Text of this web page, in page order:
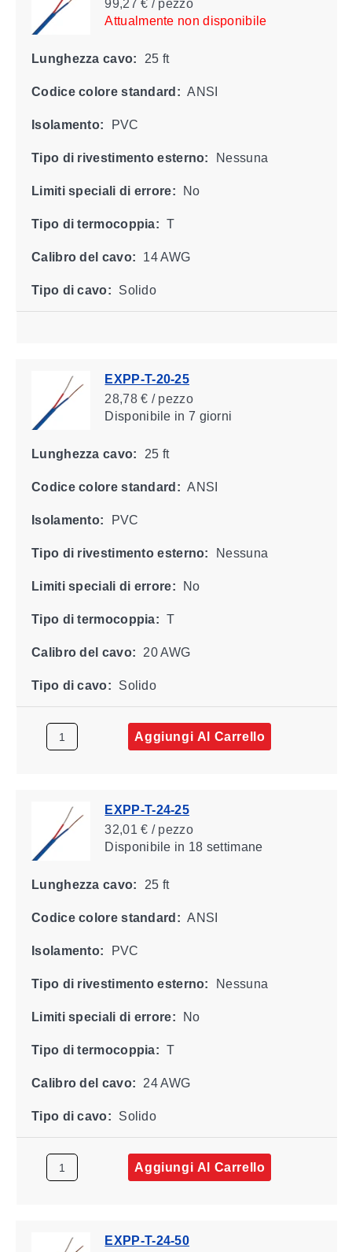
99,27 € / pezzo
Attualmente non disponibile
Lunghezza cavo: 25 ft
Codice colore standard: ANSI
Isolamento: PVC
Tipo di rivestimento esterno: Nessuna
Limiti speciali di errore: No
Tipo di termocoppia: T
Calibro del cavo: 14 AWG
Tipo di cavo: Solido
EXPP-T-20-25
28,78 € / pezzo
Disponibile in 7 giorni
Lunghezza cavo: 25 ft
Codice colore standard: ANSI
Isolamento: PVC
Tipo di rivestimento esterno: Nessuna
Limiti speciali di errore: No
Tipo di termocoppia: T
Calibro del cavo: 20 AWG
Tipo di cavo: Solido
Aggiungi Al Carrello
EXPP-T-24-25
32,01 € / pezzo
Disponibile in 18 settimane
Lunghezza cavo: 25 ft
Codice colore standard: ANSI
Isolamento: PVC
Tipo di rivestimento esterno: Nessuna
Limiti speciali di errore: No
Tipo di termocoppia: T
Calibro del cavo: 24 AWG
Tipo di cavo: Solido
Aggiungi Al Carrello
EXPP-T-24-50